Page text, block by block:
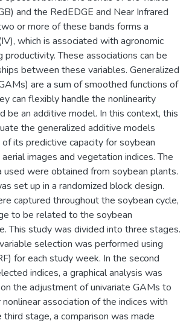
and the RedEDGE and Near Infrared
or more of these bands forms a
which is associated with agronomic
productivity. These associations can be
between these variables. Generalized
are a sum of smoothed functions of
can flexibly handle the nonlinearity
be an additive model. In this context, this
the generalized additive models
its predictive capacity for soybean
images and vegetation indices. The
were obtained from soybean plants.
set up in a randomized block design.
captured throughout the soybean cycle,
to be related to the soybean
This study was divided into three stages.
selection was performed using
for each study week. In the second
indices, a graphical analysis was
the adjustment of univariate GAMs to
association of the indices with
third stage, a comparison was made